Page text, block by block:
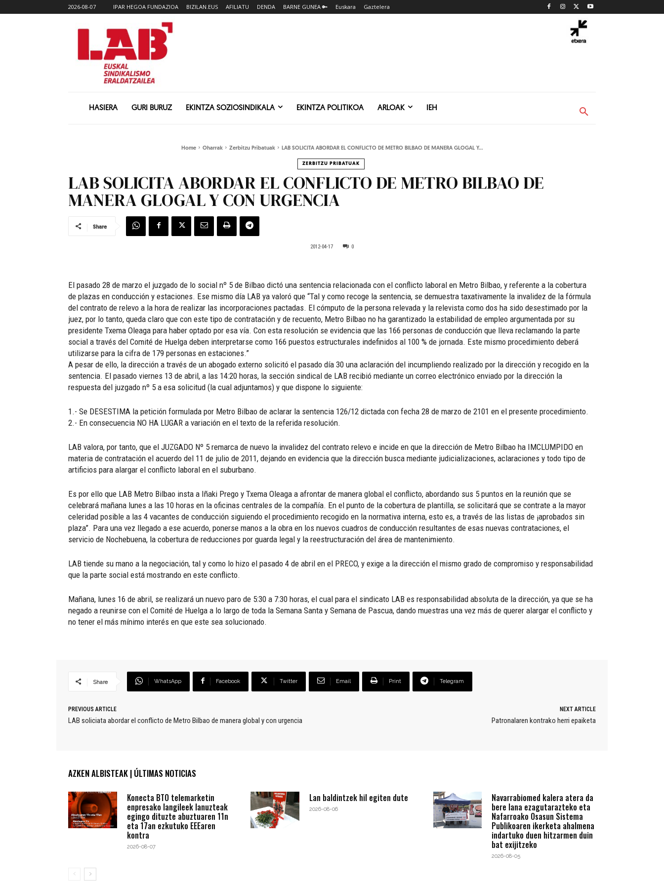
2026-08-07 IPAR HEGOA FUNDAZIOA BIZILAN.EUS AFILIATU DENDA BARNE GUNEA 🔑 Euskara Gaztelera
HASIERA GURI BURUZ EKINTZA SOZIOSINDIKALA EKINTZA POLITIKOA ARLOAK IEH
Home Oharrak Zerbitzu Pribatuak LAB SOLICITA ABORDAR EL CONFLICTO DE METRO BILBAO DE MANERA GLOGAL Y...
ZERBITZU PRIBATUAK
LAB SOLICITA ABORDAR EL CONFLICTO DE METRO BILBAO DE
MANERA GLOGAL Y CON URGENCIA
Share
2012-04-17 0
El pasado 28 de marzo el juzgado de lo social nº 5 de Bilbao dictó una sentencia relacionada con el conflicto laboral en Metro Bilbao, y referente a la cobertura
de plazas en conducción y estaciones. Ese mismo día LAB ya valoró que “Tal y como recoge la sentencia, se demuestra taxativamente la invalidez de la fórmula
del contrato de relevo a la hora de realizar las incorporaciones pactadas. El cómputo de la persona relevada y la relevista como dos ha sido desestimado por la
juez, por lo tanto, queda claro que con este tipo de contratación y de recuento, Metro Bilbao no ha garantizado la estabilidad de empleo argumentada por su
presidente Txema Oleaga para haber optado por esa vía. Con esta resolución se evidencia que las 166 personas de conducción que lleva reclamando la parte
social a través del Comité de Huelga deben interpretarse como 166 puestos estructurales indefinidos al 100 % de jornada. Este mismo procedimiento deberá
utilizarse para la cifra de 179 personas en estaciones.”
A pesar de ello, la dirección a través de un abogado externo solicitó el pasado día 30 una aclaración del incumpliendo realizado por la dirección y recogido en la
sentencia. El pasado viernes 13 de abril, a las 14:20 horas, la sección sindical de LAB recibió mediante un correo electrónico enviado por la dirección la
respuesta del juzgado nº 5 a esa solicitud (la cual adjuntamos) y que dispone lo siguiente:
1.- Se DESESTIMA la petición formulada por Metro Bilbao de aclarar la sentencia 126/12 dictada con fecha 28 de marzo de 2101 en el presente procedimiento.
2.- En consecuencia NO HA LUGAR a variación en el texto de la referida resolución.
LAB valora, por tanto, que el JUZGADO Nº 5 remarca de nuevo la invalidez del contrato relevo e incide en que la dirección de Metro Bilbao ha IMCLUMPIDO en
materia de contratación el acuerdo del 11 de julio de 2011, dejando en evidencia que la dirección busca mediante judicializaciones, aclaraciones y todo tipo de
artificios para alargar el conflicto laboral en el suburbano.
Es por ello que LAB Metro Bilbao insta a Iñaki Prego y Txema Oleaga a afrontar de manera global el conflicto, abordando sus 5 puntos en la reunión que se
celebrará mañana lunes a las 10 horas en la oficinas centrales de la compañía. En el punto de la cobertura de plantilla, se solicitará que se contrate a la mayor
celeridad posible a las 4 vacantes de conducción siguiendo el procedimiento recogido en la normativa interna, esto es, a través de las listas de ¡aprobados sin
plaza”. Para una vez llegado a ese acuerdo, ponerse manos a la obra en los nuevos cuadros de conducción resultantes de esas nuevas contrataciones, el
servicio de Nochebuena, la cobertura de reducciones por guarda legal y la reestructuración del área de mantenimiento.
LAB tiende su mano a la negociación, tal y como lo hizo el pasado 4 de abril en el PRECO, y exige a la dirección el mismo grado de compromiso y responsabilidad
que la parte social está mostrando en este conflicto.
Mañana, lunes 16 de abril, se realizará un nuevo paro de 5:30 a 7:30 horas, el cual para el sindicato LAB es responsabilidad absoluta de la dirección, ya que se ha
negado a reunirse con el Comité de Huelga a lo largo de toda la Semana Santa y Semana de Pascua, dando muestras una vez más de querer alargar el conflicto y
no tener el más mínimo interés en que este sea solucionado.
Share WhatsApp Facebook Twitter Email Print Telegram
PREVIOUS ARTICLE
LAB soliciata abordar el conflicto de Metro Bilbao de manera global y con urgencia
NEXT ARTICLE
Patronalaren kontrako herri epaiketa
AZKEN ALBISTEAK | ÚLTIMAS NOTICIAS
Konecta BTO telemarketin
enpresako langileek lanuzteak
egingo dituzte abuztuaren 11n
eta 17an ezkutuko EEEaren
kontra
2026-08-07
Lan baldintzek hil egiten dute
2026-08-06
Navarrabiomed kalera atera da
bere lana ezagutarazteko eta
Nafarroako Osasun Sistema
Publikoaren ikerketa ahalmena
indartuko duen hitzarmen duin
bat exijitzeko
2026-08-05